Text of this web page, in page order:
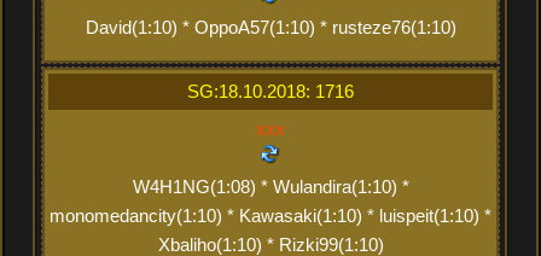
David(1:10) * OppoA57(1:10) * rusteze76(1:10)
SG:18.10.2018: 1716
xxx
W4H1NG(1:08) * Wulandira(1:10) *
monomedancity(1:10) * Kawasaki(1:10) * luispeit(1:10) *
Xbaliho(1:10) * Rizki99(1:10)